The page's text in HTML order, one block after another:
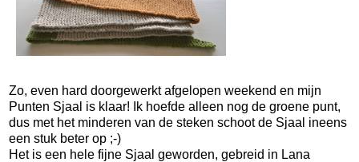
Zo, even hard doorgewerkt afgelopen weekend en mijn
Punten Sjaal is klaar! Ik hoefde alleen nog de groene punt,
dus met het minderen van de steken schoot de Sjaal ineens
een stuk beter op ;-)
Het is een hele fijne Sjaal geworden, gebreid in Lana